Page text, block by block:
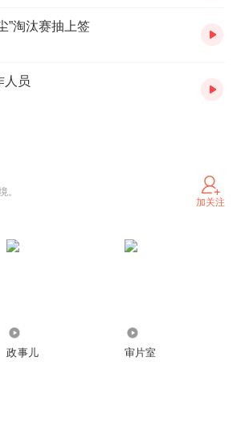
后，国内如58同城、赶集网等分类信
手交易领域，为百姓提供了一个便捷的
闲鱼、转转等专注于二手交易的平台
起为行业巨头。这些平台通过技术创新
品到高端消费品，几乎都能找到心仪
更多选择，降低了购物成本，还有效
。在这个过程中，二手经济也催生了
的发展与循环经济的理念不谋而合。
”淘汰赛抽上签
人员
。
加关注
政事儿 审片室